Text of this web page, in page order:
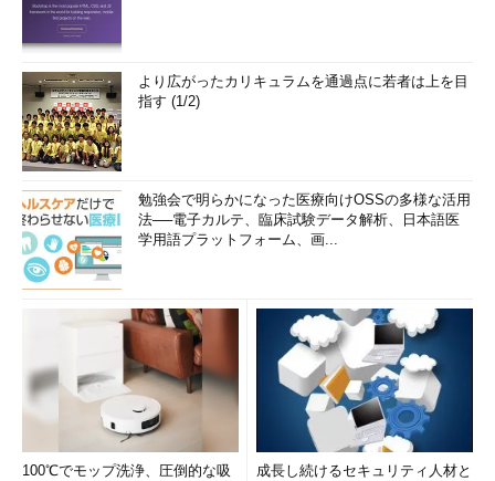
より広がったカリキュラムを通過点に若者は上を目
指す (1/2)
勉強会で明らかになった医療向けOSSの多様な活用
法──電子カルテ、臨床試験データ解析、日本語医
学用語プラットフォーム、画...
100℃でモップ洗浄、圧倒的な吸
成長し続けるセキュリティ人材と